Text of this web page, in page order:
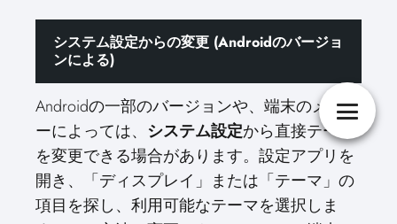
システム設定からの変更 (Androidのバージョ
ンによる)
Androidの一部のバージョンや、端末のメーカ
ーによっては、 システム設定から直接テーマ
を変更できる場合があります。設定アプリを
開き、「ディスプレイ」または「テーマ」の
項目を探し、利用可能なテーマを選択しま